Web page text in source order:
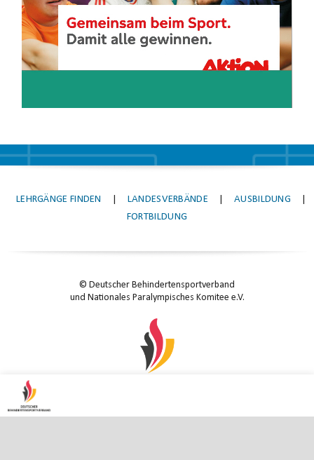
LEHRGÄNGE FINDEN LANDESVERBÄNDE AUSBILDUNG
FORTBILDUNG
© Deutscher Behindertensportverband
und Nationales Paralympisches Komitee e.V.